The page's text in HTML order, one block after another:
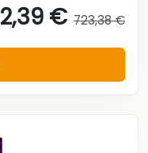
€ 723,38 €